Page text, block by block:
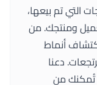
التي تم بيعها،
ومنتجك. من
أنماط
دعنا
تُمكنك من